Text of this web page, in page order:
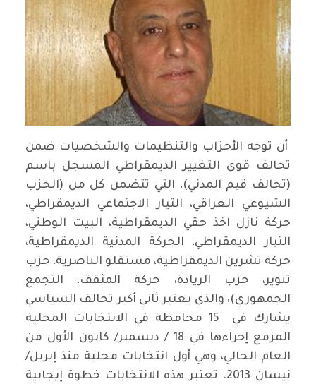
أن توجه الأحزاب والتنظيمات والشخصيات ضمن
تحالف قوى التغيير الديمقراطي المسجل باسم
(تحالف قيم المدني)، التي تتضمن كل من (الحزب
الشيوعي العراقي، التيار الاجتماعي الديمقراطي،
حركة نازل اخذ حقي الديمقراطية، البيت الوطني،
التيار الديمقراطي، الحركة المدنية الديمقراطية،
حركة تشرين الديمقراطية، مستقلو الناصرية، حزب
تنوير، حزب الريادة، حركة المثقف، التجمع
الجمهوري)، والذي يعتبر ثاني أكبر تحالف السياسي
يشارك في 15 محافظة في الانتخابات المحلية
المزمع إجراءها في 18 / ديسمبر/ كانون الأول من
العام الحالي، وهي أول انتخابات محلية منذ إبريل/
نيسان 2013. تعتبر هذه الانتخابات خطوة إيجابية